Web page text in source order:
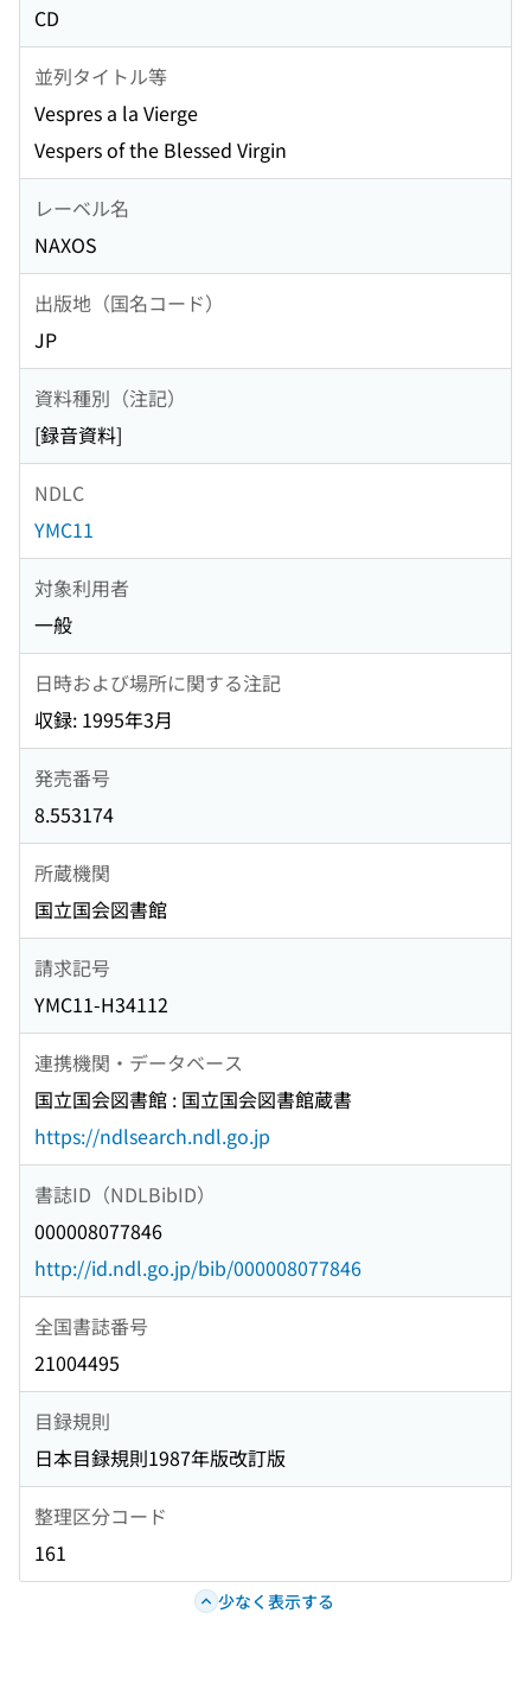
CD
並列タイトル等
Vespres a la Vierge
Vespers of the Blessed Virgin
レーベル名
NAXOS
出版地（国名コード）
JP
資料種別（注記）
[録音資料]
NDLC
YMC11
対象利用者
一般
日時および場所に関する注記
収録: 1995年3月
発売番号
8.553174
所蔵機関
国立国会図書館
請求記号
YMC11-H34112
連携機関・データベース
国立国会図書館 : 国立国会図書館蔵書
https://ndlsearch.ndl.go.jp
書誌ID（NDLBibID）
000008077846
http://id.ndl.go.jp/bib/000008077846
全国書誌番号
21004495
目録規則
日本目録規則1987年版改訂版
整理区分コード
161
少なく表示する